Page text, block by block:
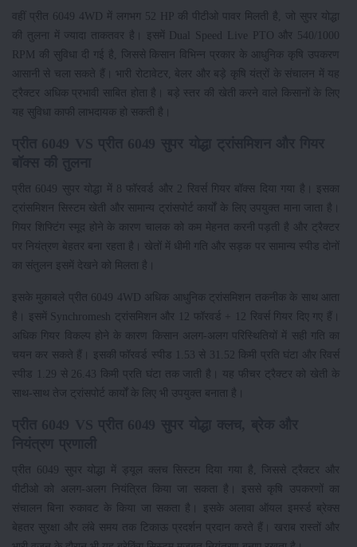
वहीं प्रीत 6049 4WD में लगभग 52 HP की पीटीओ पावर मिलती है, जो सुपर योद्धा
की तुलना में ज्यादा ताकतवर है। इसमें Dual Speed Live PTO और 540/1000
RPM की सुविधा दी गई है, जिससे किसान विभिन्न प्रकार के आधुनिक कृषि उपकरण
आसानी से चला सकते हैं। भारी रोटावेटर, बेलर और बड़े कृषि यंत्रों के संचालन में यह
ट्रैक्टर अधिक प्रभावी साबित होता है। बड़े स्तर की खेती करने वाले किसानों के लिए
यह सुविधा काफी लाभदायक हो सकती है।
प्रीत 6049 सुपर योद्धा में 8 फॉरवर्ड और 2 रिवर्स गियर बॉक्स दिया गया है। इसका
ट्रांसमिशन सिस्टम खेती और सामान्य ट्रांसपोर्ट कार्यों के लिए उपयुक्त माना जाता है।
गियर शिफ्टिंग स्मूद होने के कारण चालक को कम मेहनत करनी पड़ती है और ट्रैक्टर
पर नियंत्रण बेहतर बना रहता है। खेतों में धीमी गति और सड़क पर सामान्य स्पीड दोनों
का संतुलन इसमें देखने को मिलता है।
इसके मुकाबले प्रीत 6049 4WD अधिक आधुनिक ट्रांसमिशन तकनीक के साथ आता
है। इसमें Synchromesh ट्रांसमिशन और 12 फॉरवर्ड + 12 रिवर्स गियर दिए गए हैं।
अधिक गियर विकल्प होने के कारण किसान अलग-अलग परिस्थितियों में सही गति का
चयन कर सकते हैं। इसकी फॉरवर्ड स्पीड 1.53 से 31.52 किमी प्रति घंटा और रिवर्स
स्पीड 1.29 से 26.43 किमी प्रति घंटा तक जाती है। यह फीचर ट्रैक्टर को खेती के
साथ-साथ तेज ट्रांसपोर्ट कार्यों के लिए भी उपयुक्त बनाता है।
प्रीत 6049 सुपर योद्धा में ड्यूल क्लच सिस्टम दिया गया है, जिससे ट्रैक्टर और
पीटीओ को अलग-अलग नियंत्रित किया जा सकता है। इससे कृषि उपकरणों का
संचालन बिना रुकावट के किया जा सकता है। इसके अलावा ऑयल इमर्स्ड ब्रेक्स
बेहतर सुरक्षा और लंबे समय तक टिकाऊ प्रदर्शन प्रदान करते हैं। खराब रास्तों और